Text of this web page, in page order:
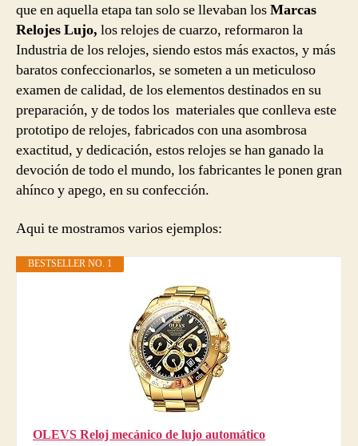
que en aquella etapa tan solo se llevaban losMarcas
Relojes Lujo, los relojes de cuarzo, reformaron la
Industria de los relojes, siendo estos más exactos, y más
baratos confeccionarlos, se someten a un meticuloso
examen de calidad, de los elementos destinados en su
preparación, y de todos los materiales que conlleva este
prototipo de relojes, fabricados con una asombrosa
exactitud, y dedicación, estos relojes se han ganado la
devoción de todo el mundo, los fabricantes le ponen gran
ahínco y apego, en su confección.
Aqui te mostramos varios ejemplos:
BESTSELLER NO. 1
OLEVS Reloj mecánico de lujo automático